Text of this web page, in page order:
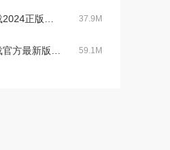
37.9M
59.1M